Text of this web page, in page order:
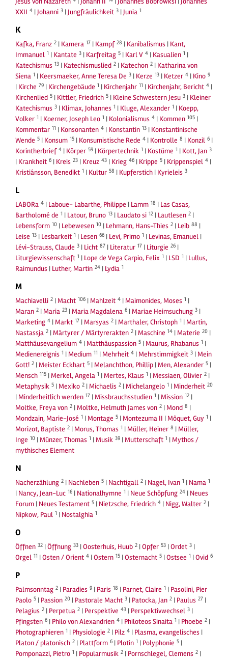
XXII 4 | Johanni 3 | Jungfräulichkeit 3 | Junia 1
K
Kafka, Franz 2 | Kamera 17 | Kampf 28 | Kanibalismus | Kant,
Immanuel 1 | Kantate 3 | Karfreitag 5 | Karl V 4 | Kasualien 1 |
Katechismus 13 | Katechismuslied 2 | Katechon 2 | Katharina von
Siena 1 | Keersmaeker, Anne Teresa De 3 | Kerze 13 | Ketzer 4 | Kino 9
| Kirche 79 | Kirchengebäude 1 | Kirchenjahr 11 | Kirchenjahr, Bericht 4 |
Kirchenlied 5 | Kittler, Friedrich 5 | Kleine Schwestern Jesu 3 | Kleiner
Katechismus 3 | Klimax, Johannes 1 | Kluge, Alexander 1 | Koepp,
Volker 1 | Koerner, Joseph Leo 1 | Kolonialismus 4 | Kommen 105 |
Kommentar 11 | Konsonanten 4 | Konstantin 13 | Konstantinische
Wende 5 | Konsum 15 | Konsumistische Rede 4 | Kontrolle 8 | Konzil 6 |
Korintherbrief 4 | Körper 59 | Körpertechnik 1 | Kostüme 1 | Kott, Jan 3
| Krankheit 6 | Kreis 23 | Kreuz 43 | Krieg 46 | Krippe 5 | Krippenspiel 4 |
Kristiánsson, Benedikt 1 | Kultur 58 | Kupferstich | Kyrieleis 3
L
LABORa 4 | Laboue- Labarthe, Philippe | Lamm 18 | Las Casas,
Bartholomé de 1 | Latour, Bruno 13 | Laudato si 12 | Lautlesen 2 |
Lebensform 10 | Lebewesen 10 | Lehmann, Hans-Thies 2 | Leib 88 |
Leise 13 | Lesbarkeit 1 | Lesen 66 | Levi, Primo 1 | Levinas, Emanuel |
Lévi-Strauss, Claude 3 | Licht 87 | Literatur 17 | Liturgie 26 |
Liturgiewissenschaft 1 | Lope de Vega Carpio, Felix 1 | LSD 1 | Lullus,
Raimundus | Luther, Martin 24 | Lydia 1
M
Machiavelli 2 | Macht 106 | Mahlzeit 4 | Maimonides, Moses 1 |
Maran 2 | Maria 23 | Maria Magdalena 6 | Mariae Heimsuchung 3 |
Marketing 4 | Markt 17 | Marsyas 2 | Marthaler, Christoph 1 | Martin,
Nastassja 2 | Märtyrer / Märtyrerakten 2 | Maschine 14 | Materie 20 |
Matthäusevangelium 4 | Matthäuspassion 5 | Maurus, Rhabanus 1 |
Medienereignis 1 | Medium 11 | Mehrheit 4 | Mehrstimmigkeit 3 | Mein
Gott! 2 | Meister Eckhart 5 | Melanchthon, Phillip | Men, Alexander 5 |
Mensch 115 | Merkel, Angela 1 | Mertes, Klaus 1 | Messiaen, Olivier 2 |
Metaphysik 5 | Mexiko 2 | Michaelis 2 | Michelangelo 1 | Minderheit 20
| Minderheitlich werden 17 | Missbrauchsstudien 1 | Mission 12 |
Moltke, Freya von 2 | Moltke, Helmuth James von 2 | Mond 8 |
Mondzain, Marie-José 1 | Montage 5 | Montezuma II | Môquet, Guy 1 |
Morizot, Baptiste 2 | Morus, Thomas 1 | Müller, Heiner 8 | Müller,
Inge 10 | Münzer, Thomas 1 | Musik 39 | Mutterschaft 1 | Mythos /
mythisches Element
N
Nacherzählung 2 | Nachleben 5 | Nachtigall 2 | Nagel, Ivan 1 | Nama 1
| Nancy, Jean-Luc 16 | Nationalhymne 1 | Neue Schöpfung 24 | Neues
Forum | Neues Testament 5 | Nietzsche, Friedrich 4 | Nigg, Walter 2 |
Nipkow, Paul 1 | Nostalghia 1
O
Öffnen 32 |Öffnung 33 |Oosterhuis, Huub 2 |Opfer 53 |Ordet 3 |
Orgel 11 |Osten / Orient 4 |Ostern 15 |Osternacht 5 |Ostsee 1 |Ovid 6
P
Palmsonntag 2 | Paradies 9 | Paris 18 | Parnet, Claire 1 | Pasolini, Pier
Paolo 5 | Passion 20 | Pastorale Macht 3 | Patocka, Jan 2 | Paulus 27 |
Pelagius 2 | Perpetua 2 | Perspektive 43 | Perspektivwechsel 3 |
Pfingsten 6 | Philo von Alexandrien 4 | Philoteos Sinaita 1 | Phoebe 2 |
Photographieren 1 | Physiologie 2 | Pilz 4 | Plasma, evangelisches |
Platon / platonisch 2 | Plattform 6 | Plotin 1 | Polyphonie 5 |
Pomponazzi, Pietro 1 | Popularmusik 2 | Pornschlegel, Clemens 2 |